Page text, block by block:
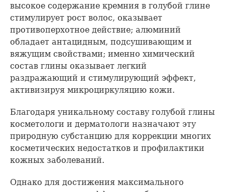
высокое содержание кремния в голубой глине
стимулирует рост волос, оказывает
противоперхотное действие; алюминий
обладает антацидным, подсушивающим и
вяжущим свойствами; именно химический
состав глины оказывает легкий
раздражающий и стимулирующий эффект,
активизируя микроциркуляцию кожи.
Благодаря уникальному составу голубой глины
косметологи и дерматологи назначают эту
природную субстанцию для коррекции многих
косметических недостатков и профилактики
кожных заболеваний.
Однако для достижения максимального